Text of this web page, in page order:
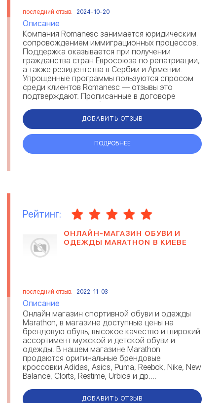
последний отзыв: 2024-10-20
Описание
Компания Romanesc занимается юридическим
сопровождением иммиграционных процессов.
Поддержка оказывается при получении
гражданства стран Евросоюза по репатриации,
а также резидентства в Сербии и Армении.
Упрощенные программы пользуются спросом
среди клиентов Romanesc — отзывы это
подтверждают. Прописанные в договоре
гарантии, говорят об ответственности и
надежности ...
ДОБАВИТЬ ОТЗЫВ
ПОДРОБНЕЕ
Рейтинг:
ОНЛАЙН-МАГАЗИН ОБУВИ И
ОДЕЖДЫ MARATHON В КИЕВЕ
последний отзыв: 2022-11-03
Описание
Онлайн магазин спортивной обуви и одежды
Marathon, в магазине доступные цены на
брендовую обувь, высокое качество и широкий
ассортимент мужской и детской обуви и
одежды. В нашем магазине Marathon
продаются оригинальные брендовые
кроссовки Adidas, Asics, Puma, Reebok, Nike, New
Balance, Clorts, Restime, Urbica и др....
ДОБАВИТЬ ОТЗЫВ